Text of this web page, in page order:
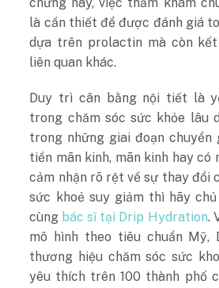
là cần thiết để được đánh giá
dựa trên prolactin mà còn
liên quan khác.
Duy trì cân bằng nội tiết là
trong chăm sóc sức khỏe lâu
trong những giai đoạn chuyển
tiền mãn kinh, mãn kinh hay
cảm nhận rõ rệt về sự thay đổi
sức khoẻ suy giảm thì hãy
cùng bác sĩ tại Drip Hydration.
mô hình theo tiêu chuẩn Mỹ,
thương hiệu chăm sóc sức
yêu thích trên 100 thành phố